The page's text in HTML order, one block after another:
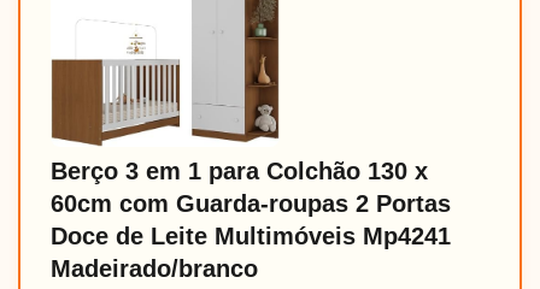
Berço 3 em 1 para Colchão 130 x
60cm com Guarda-roupas 2 Portas
Doce de Leite Multimóveis Mp4241
Madeirado/branco